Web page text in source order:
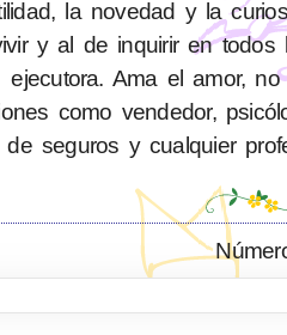
la novedad y la
y al de inquirir en
ejecutora. Ama el amor,
como vendedor,
de seguros y cualquier